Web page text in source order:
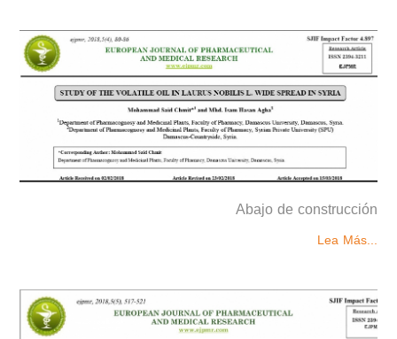
Abajo de construcción
Lea Más...